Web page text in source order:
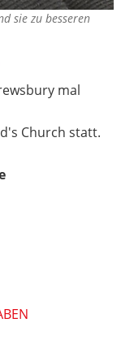
sie zu besseren
mal
Church statt.